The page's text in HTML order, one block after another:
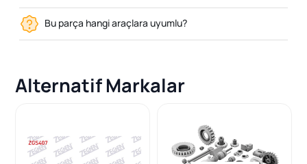
Bu parça hangi araçlara uyumlu?
Alternatif Markalar